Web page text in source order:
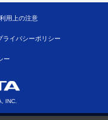
用上の注意
ライバシーポリシー
ー
INC.